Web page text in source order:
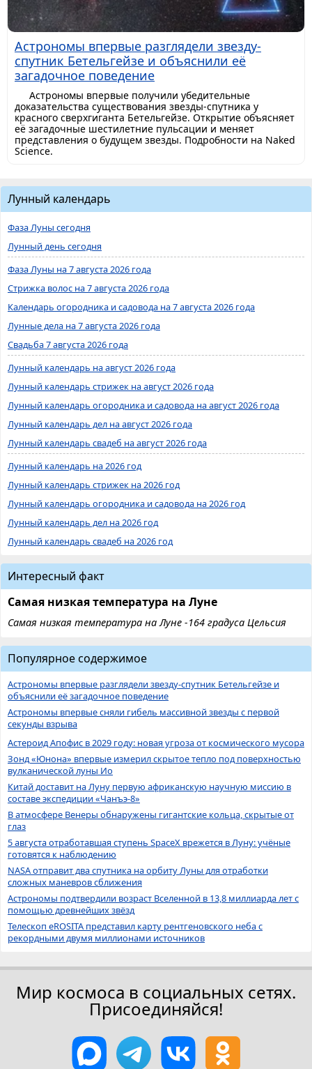
Астрономы впервые разглядели звезду-
спутник Бетельгейзе и объяснили её
загадочное поведение
Астрономы впервые получили убедительные
доказательства существования звезды-спутника у
красного сверхгиганта Бетельгейзе. Открытие объясняет
её загадочные шестилетние пульсации и меняет
представления о будущем звезды. Подробности на Naked
Science.
Лунный календарь
Фаза Луны сегодня
Лунный день сегодня
Фаза Луны на 7 августа 2026 года
Стрижка волос на 7 августа 2026 года
Календарь огородника и садовода на 7 августа 2026 года
Лунные дела на 7 августа 2026 года
Свадьба 7 августа 2026 года
Лунный календарь на август 2026 года
Лунный календарь стрижек на август 2026 года
Лунный календарь огородника и садовода на август 2026 года
Лунный календарь дел на август 2026 года
Лунный календарь свадеб на август 2026 года
Лунный календарь на 2026 год
Лунный календарь стрижек на 2026 год
Лунный календарь огородника и садовода на 2026 год
Лунный календарь дел на 2026 год
Лунный календарь свадеб на 2026 год
Интересный факт
Самая низкая температура на Луне
Самая низкая температура на Луне -164 градуса Цельсия
Популярное содержимое
Астрономы впервые разглядели звезду-спутник Бетельгейзе и
объяснили её загадочное поведение
Астрономы впервые сняли гибель массивной звезды с первой
секунды взрыва
Астероид Апофис в 2029 году: новая угроза от космического мусора
Зонд «Юнона» впервые измерил скрытое тепло под поверхностью
вулканической луны Ио
Китай доставит на Луну первую африканскую научную миссию в
составе экспедиции «Чанъэ-8»
В атмосфере Венеры обнаружены гигантские кольца, скрытые от
глаз
5 августа отработавшая ступень SpaceX врежется в Луну: учёные
готовятся к наблюдению
NASA отправит два спутника на орбиту Луны для отработки
сложных маневров сближения
Астрономы подтвердили возраст Вселенной в 13,8 миллиарда лет с
помощью древнейших звёзд
Телескоп eROSITA представил карту рентгеновского неба с
рекордными двумя миллионами источников
Мир космоса в социальных сетях.
Присоединяйся!